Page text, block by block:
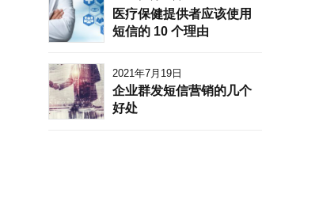
医疗保健提供者应该使用
短信的 10 个理由
2021年7月19日
企业群发短信营销的几个
好处